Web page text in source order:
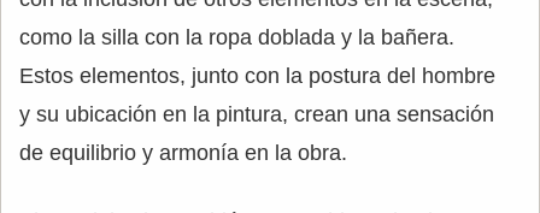
como la silla con la ropa doblada y la bañera.
Estos elementos, junto con la postura del hombre
y su ubicación en la pintura, crean una sensación
de equilibrio y armonía en la obra.